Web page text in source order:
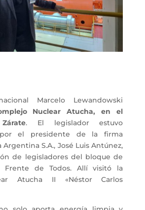
Marcelo Lewandowski
Nuclear Atucha, en el
. El legislador estuvo
por el presidente de la firma
Argentina S.A., José Luis Antúnez,
de legisladores del bloque de
Frente de Todos. Allí visitó la
Atucha II «Néstor Carlos